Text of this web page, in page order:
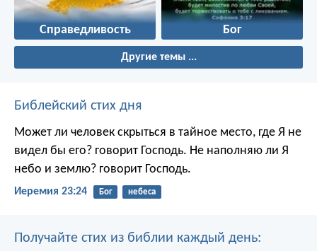
Справедливость Бог
Другие темы ...
Библейский стих дня
Может ли человек скрыться в тайное место, где Я не
видел бы его? говорит Господь. Не наполняю ли Я
небо и землю? говорит Господь.
Иеремия 23:24 Бог небеса
Получайте стих из библии каждый день: